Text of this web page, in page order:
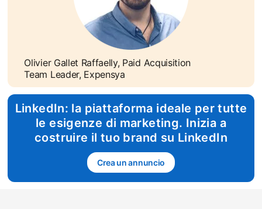
Olivier Gallet Raffaelly, Paid Acquisition
Team Leader, Expensya
LinkedIn: la piattaforma ideale per tutte
le esigenze di marketing. Inizia a
costruire il tuo brand su LinkedIn
Crea un annuncioopens in a new tab